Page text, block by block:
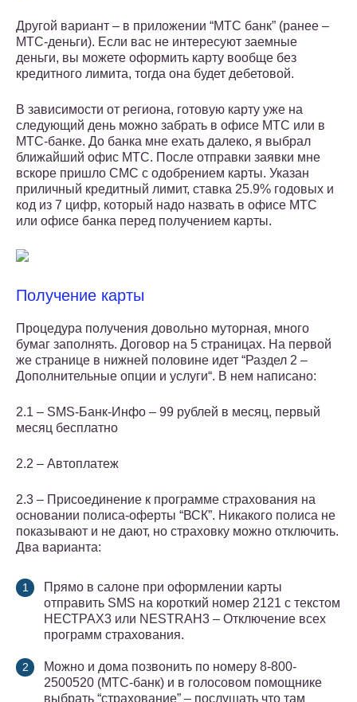
Другой вариант – в приложении “МТС банк” (ранее –
МТС-деньги). Если вас не интересуют заемные
деньги, вы можете оформить карту вообще без
кредитного лимита, тогда она будет дебетовой.
В зависимости от региона, готовую карту уже на
следующий день можно забрать в офисе МТС или в
МТС-банке. До банка мне ехать далеко, я выбрал
ближайший офис МТС. После отправки заявки мне
вскоре пришло СМС с одобрением карты. Указан
приличный кредитный лимит, ставка 25.9% годовых и
код из 7 цифр, который надо назвать в офисе МТС
или офисе банка перед получением карты.
Получение карты
Процедура получения довольно муторная, много
бумаг заполнять. Договор на 5 страницах. На первой
же странице в нижней половине идет “Раздел 2 –
Дополнительные опции и услуги“. В нем написано:
2.1 – SMS-Банк-Инфо – 99 рублей в месяц, первый
месяц бесплатно
2.2 – Автоплатеж
2.3 – Присоединение к программе страхования на
основании полиса-оферты “ВСК”. Никакого полиса не
показывают и не дают, но страховку можно отключить.
Два варианта:
Прямо в салоне при оформлении карты
отправить SMS на короткий номер 2121 с текстом
НЕСТРАХ3 или NESTRAH3 – Отключение всех
программ страхования.
Можно и дома позвонить по номеру 8-800-
2500520 (МТС-банк) и в голосовом помощнике
выбрать “страхование” – послушать что там